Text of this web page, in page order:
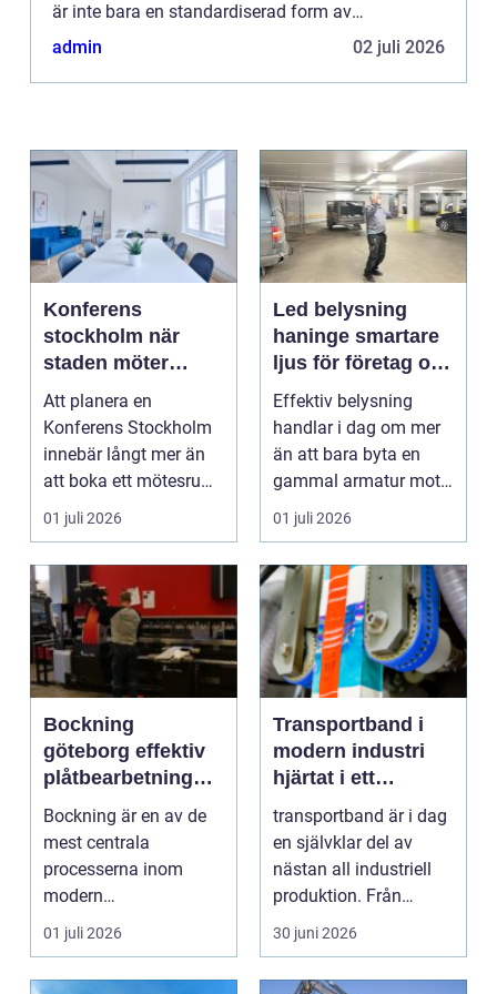
är inte bara en standardiserad form av
kommunikat...
admin 02 juli 2026
Konferens
stockholm när
staden möter
skärgård och
landsbygd
Att planera en
Konferens Stockholm
innebär långt mer än
att boka ett mötesrum
och ordna fika.
01 juli 2026
Led belysning
haninge smartare
ljus för företag och
fastigheter
Effektiv belysning
handlar i dag om mer
än att bara byta en
gammal armatur mot
en ny. Företag, bosta...
01 juli 2026
Bockning
göteborg effektiv
plåtbearbetning
med precision
Bockning är en av de
mest centrala
processerna inom
modern
plåtbearbetning. I en
01 juli 2026
Transportband i
modern industri
hjärtat i ett
effektivt flöde
transportband är i dag
en självklar del av
nästan all industriell
produktion. Från
stenbrott och åte...
30 juni 2026